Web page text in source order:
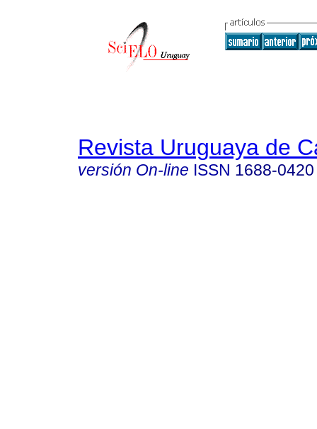
Revista Uruguaya de
versión On-line ISSN 1688-0420